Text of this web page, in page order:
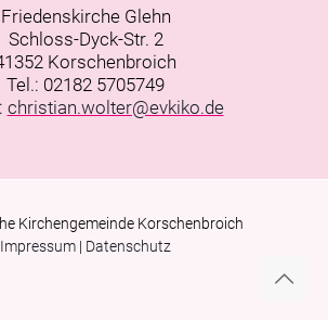
Friedenskirche Glehn
Schloss-Dyck-Str. 2
Korschenbroich
Tel.: 02182 5705749
christian.wolter@evkiko.de
Kirchengemeinde Korschenbroich
Impressum | Datenschutz